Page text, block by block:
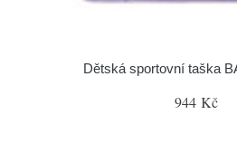
Dětská sportovní taška
944 Kč